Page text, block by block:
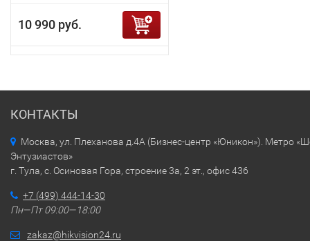
10 990 руб.
КОНТАКТЫ
Москва, ул. Плеханова д.4А (Бизнес-центр «Юникон»). Метро
Энтузиастов»
г. Тула, с. Осиновая Гора, строение 3а, 2 эт., офис 436
+7 (499) 444-14-30
Пн—Пт 09:00—18:00
zakaz@hikvision24.ru